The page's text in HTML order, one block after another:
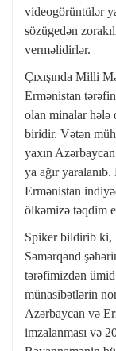
videogörüntülər
sözügedən
verməlidirlər.
Çıxışında Milli
Ermənistan
olan minalar hələ
biridir. Vətən
yaxın
ya ağır
Ermənistan
ölkəmizə təqdim
Spiker bildirib ki,
Səmərqənd
tərəfimizdən
münasibətlərin
Azərbaycan və
imzalanması və